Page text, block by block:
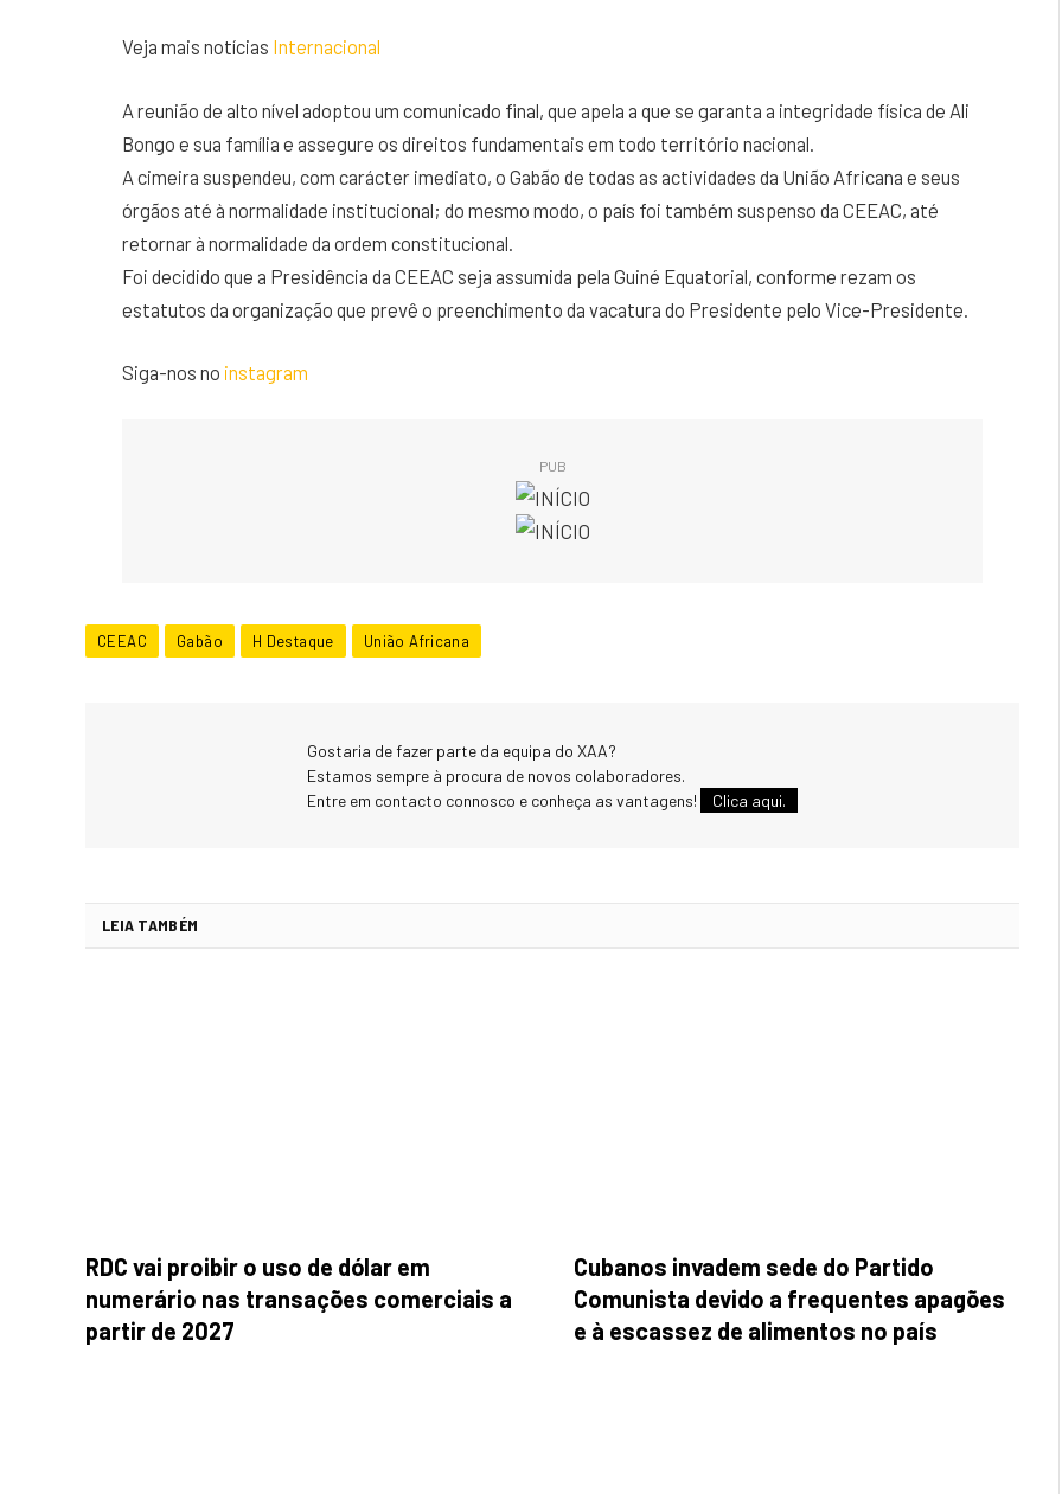
Veja mais notícias Internacional
A reunião de alto nível adoptou um comunicado final, que apela a que se garanta a integridade física de Ali
Bongo e sua família e assegure os direitos fundamentais em todo território nacional.
A cimeira suspendeu, com carácter imediato, o Gabão de todas as actividades da União Africana e seus
órgãos até à normalidade institucional; do mesmo modo, o país foi também suspenso da CEEAC, até
retornar à normalidade da ordem constitucional.
Foi decidido que a Presidência da CEEAC seja assumida pela Guiné Equatorial, conforme rezam os
estatutos da organização que prevê o preenchimento da vacatura do Presidente pelo Vice-Presidente.
Siga-nos no instagram
PUB
CEEAC Gabão H Destaque União Africana
Gostaria de fazer parte da equipa do XAA?
Estamos sempre à procura de novos colaboradores.
Entre em contacto connosco e conheça as vantagens!
Clica aqui.
LEIA TAMBÉM
RDC vai proibir o uso de dólar em
numerário nas transações comerciais a
partir de 2027
Cubanos invadem sede do Partido
Comunista devido a frequentes apagões
e à escassez de alimentos no país